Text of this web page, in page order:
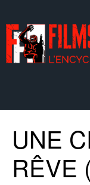
UNE
RÊVE